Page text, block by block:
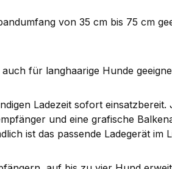
von 35 cm bis 75 cm
für langhaarige Hunde
Ladezeit sofort
und eine grafische
ist das passende Ladegerät im